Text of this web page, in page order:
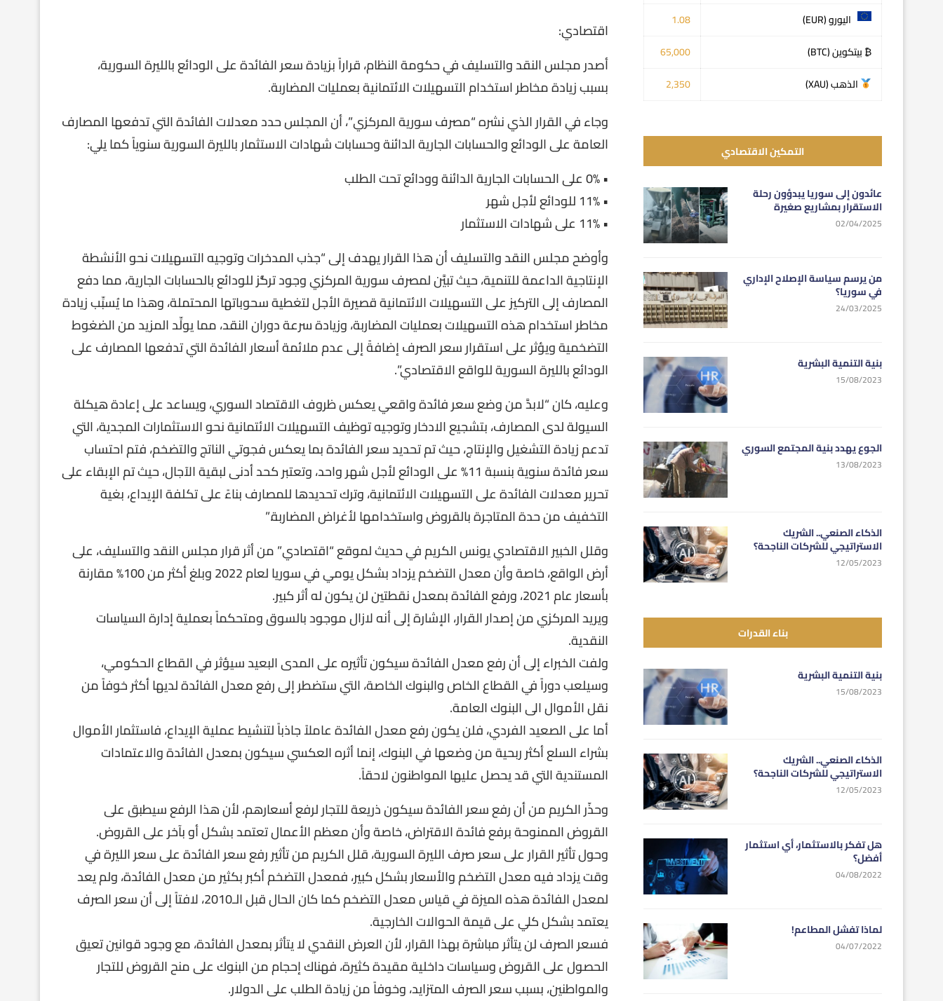
اقتصادي:
أصدر مجلس النقد والتسليف في حكومة النظام، قراراً بزيادة سعر الفائدة على الودائع بالليرة السورية،
بسبب زيادة مخاطر استخدام التسهيلات الائتمانية بعمليات المضاربة.
وجاء في القرار الذي نشره “مصرف سورية المركزي”، أن المجلس حدد معدلات الفائدة التي تدفعها المصارف
العامة على الودائع والحسابات الجارية الدائنة وحسابات شهادات الاستثمار بالليرة السورية سنوياً كما يلي:
• 0% على الحسابات الجارية الدائنة وودائع تحت الطلب
• 11% للودائع لأجل شهر
• 11% على شهادات الاستثمار
وأوضح مجلس النقد والتسليف أن هذا القرار يهدف إلى “جذب المدخرات وتوجيه التسهيلات نحو الأنشطة
الإنتاجية الداعمة للتنمية، حيث تبيَّن لمصرف سورية المركزي وجود تركُّز للودائع بالحسابات الجارية، مما دفع
المصارف إلى التركيز على التسهيلات الائتمانية قصيرة الأجل لتغطية سحوباتها المحتملة، وهذا ما يُسبِّب زيادة
مخاطر استخدام هذه التسهيلات بعمليات المضاربة، وزيادة سرعة دوران النقد، مما يولِّد المزيد من الضغوط
التضخمية ويؤثر على استقرار سعر الصرف إضافةً إلى عدم ملائمة أسعار الفائدة التي تدفعها المصارف على
الودائع بالليرة السورية للواقع الاقتصادي”.
وعليه، كان “لابدَّ من وضع سعر فائدة واقعي يعكس ظروف الاقتصاد السوري، ويساعد على إعادة هيكلة
السيولة لدى المصارف، بتشجيع الادخار وتوجيه توظيف التسهيلات الائتمانية نحو الاستثمارات المجدية، التي
تدعم زيادة التشغيل والإنتاج، حيث تم تحديد سعر الفائدة بما يعكس فجوتي الناتج والتضخم، فتم احتساب
سعر فائدة سنوية بنسبة 11% على الودائع لأجل شهر واحد، وتعتبر كحد أدنى لبقية الآجال، حيث تم الإبقاء على
تحرير معدلات الفائدة على التسهيلات الائتمانية، وترك تحديدها للمصارف بناءً على تكلفة الإيداع، بغية
التخفيف من حدة المتاجرة بالقروض واستخدامها لأغراض المضاربة.”
وقلل الخبير الاقتصادي يونس الكريم في حديث لموقع “اقتصادي” من أثر قرار مجلس النقد والتسليف، على
أرض الواقع، خاصة وأن معدل التضخم يزداد بشكل يومي في سوريا لعام 2022 وبلغ أكثر من 100% مقارنة
بأسعار عام 2021، ورفع الفائدة بمعدل نقطتين لن يكون له أثر كبير.
ويريد المركزي من إصدار القرار، الإشارة إلى أنه لازال موجود بالسوق ومتحكماً بعملية إدارة السياسات
النقدية.
ولفت الخبراء إلى أن رفع معدل الفائدة سيكون تأثيره على المدى البعيد سيؤثر في القطاع الحكومي،
وسيلعب دوراً في القطاع الخاص والبنوك الخاصة، التي ستضطر إلى رفع معدل الفائدة لديها أكثر خوفاً من
نقل الأموال الى البنوك العامة.
أما على الصعيد الفردي، فلن يكون رفع معدل الفائدة عاملاً جاذباً لتنشيط عملية الإيداع، فاستثمار الأموال
بشراء السلع أكثر ربحية من وضعها في البنوك، إنما أثره العكسي سيكون بمعدل الفائدة والاعتمادات
المستندية التي قد يحصل عليها المواطنون لاحقاً.
وحذّر الكريم من أن رفع سعر الفائدة سيكون ذريعة للتجار لرفع أسعارهم، لأن هذا الرفع سيطبق على
القروض الممنوحة برفع فائدة الاقتراض، خاصة وأن معظم الأعمال تعتمد بشكل أو بآخر على القروض.
وحول تأثير القرار على سعر صرف الليرة السورية، قلل الكريم من تأثير رفع سعر الفائدة على سعر الليرة في
وقت يزداد فيه معدل التضخم والأسعار بشكل كبير، فمعدل التضخم أكبر بكثير من معدل الفائدة، ولم يعد
لمعدل الفائدة هذه الميزة في قياس معدل التضخم كما كان الحال قبل الـ2010، لافتاً إلى أن سعر الصرف
يعتمد بشكل كلي على قيمة الحوالات الخارجية.
فسعر الصرف لن يتأثر مباشرة بهذا القرار، لأن العرض النقدي لا يتأثر بمعدل الفائدة، مع وجود قوانين تعيق
الحصول على القروض وسياسات داخلية مقيدة كثيرة، فهناك إحجام من البنوك على منح القروض للتجار
والمواطنين، بسبب سعر الصرف المتزايد، وخوفاً من زيادة الطلب على الدولار.
اليورو (EUR)
1.08
₿ بيتكوين (BTC)
65,000
الذهب (XAU)
2,350
التمكين الاقتصادي
عائدون إلى سوريا يبدؤون رحلة
الاستقرار بمشاريع صغيرة
02/04/2025
من يرسم سياسة الإصلاح الإداري
في سوريا؟
24/03/2025
بنية التنمية البشرية
15/08/2023
الجوع يهدد بنية المجتمع السوري
13/08/2023
الذكاء الصنعي.. الشريك
الاستراتيجي للشركات الناجحة؟
12/05/2023
بناء القدرات
بنية التنمية البشرية
15/08/2023
الذكاء الصنعي.. الشريك
الاستراتيجي للشركات الناجحة؟
12/05/2023
هل تفكر بالاستثمار، أي استثمار
أفضل؟
04/08/2022
لماذا تفشل المطاعم!
04/07/2022